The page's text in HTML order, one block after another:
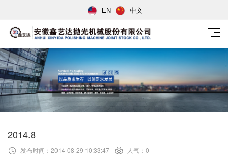
EN 中文
2014.8
发布时间：2014-08-29 10:33:47
人气：0